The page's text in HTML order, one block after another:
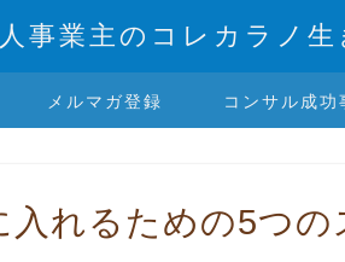
事業主のコレカラノ生
メルマガ登録 コンサル成功
れるための5つ